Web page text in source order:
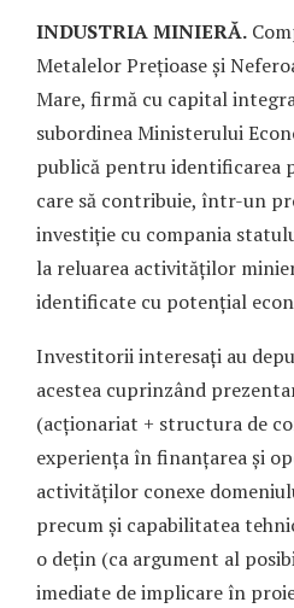
INDUSTRIA MINIERĂ.
Metalelor Prețioase și
Mare, firmă cu capital
subordinea Ministerului
publică pentru
care să contribuie, într-un
investiție cu compania
la reluarea activităților
identificate cu potențial
Investitorii interesați au
acestea cuprinzând
(acționariat + structura de
experiența în finanțarea și
activităților conexe
precum și capabilitatea
o dețin (ca argument al
imediate de implicare în